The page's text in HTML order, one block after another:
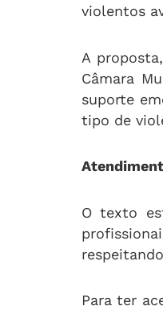
violentos
A
Câmara
suporte
tipo de
O texto
Para ter